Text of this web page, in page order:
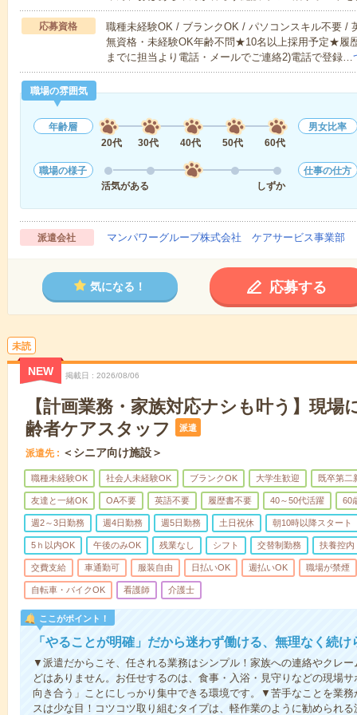
応募資格
職種未経験OK / ブランクOK / パソコンスキル不要 /
無資格・未経験OK年齢不問★10名以上採用予定★履
までに担当より電話・メールでご連絡2)電話で登録…
職場の雰囲気
年齢層
20代
30代 40代 50代 60代
男女比率
職場の様子
活気がある
しずか
仕事の仕方
派遣会社 マンパワーグループ株式会社 ケアサービス事業部
気になる！ 応募する
未読
NEW 掲載日 2026/08/06
【計画業務・家族対応ナシも叶う】現場
齢者ケアスタッフ
派遣
派遣先 ＜シニア向け施設＞
職種未経験OK 社会人未経験OK ブランクOK 大学生歓迎 既卒第二
友達と一緒OK OA不要 英語不要 履歴書不要 40～50代活躍 60
週2～3日勤務 週4日勤務 週5日勤務 土日祝休 朝10時以降スタート
5ｈ以内OK 午後のみOK 残業なし シフト 交替制勤務 扶養控内
交費支給 車通勤可 服装自由 日払いOK 週払いOK 職場が禁煙
自転車・バイクOK 看護師 介護士
ここがポイント！
「やることが明確」だから迷わず働ける、無理なく続け
▼派遣だからこそ、任される業務はシンプル！家族への連絡やクレ
どはありません。お任せするのは、食事・入浴・見守りなどの現場
向き合う」ことにしっかり集中できる環境です。▼苦手なことを業
スは少な目！コツコツ取り組むタイプは、軽作業のように勧められ